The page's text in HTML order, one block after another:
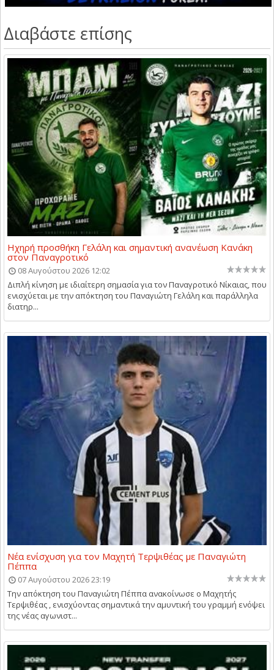
Διαβάστε επίσης
Ηχηρή προσθήκη Γελάλη και σημαντική ανανέωση Κανάκη
στον Παναγροτικό
08 Αυγούστου 2026 12:02
Διπλή κίνηση με ιδιαίτερη σημασία για τον Παναγροτικό Νίκαιας, που
ενισχύεται με την απόκτηση του Παναγιώτη Γελάλη και παράλληλα
διατηρ...
Νέα ενίσχυση για τον Μαχητή Τερψιθέας με Παναγιώτη
Πέππα
07 Αυγούστου 2026 23:19
Την απόκτηση του Παναγιώτη Πέππα ανακοίνωσε ο Μαχητής
Τερψιθέας , ενισχύοντας σημαντικά την αμυντική του γραμμή ενόψει
της νέας αγωνιστ...